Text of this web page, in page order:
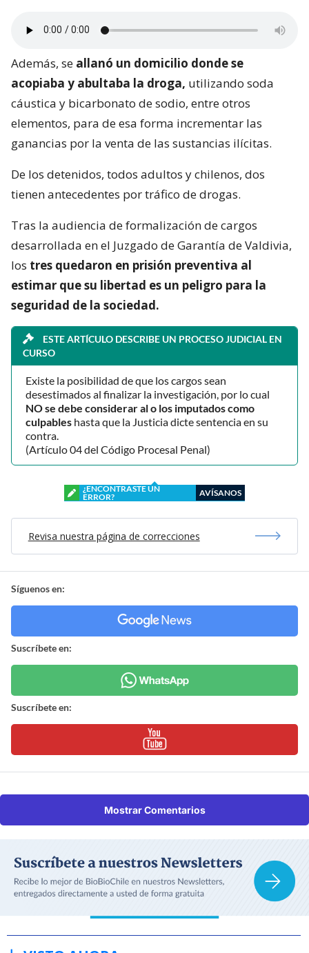
Además, se allanó un domicilio donde se
acopiaba y abultaba la droga, utilizando soda
cáustica y bicarbonato de sodio, entre otros
elementos, para de esa forma incrementar las
ganancias por la venta de las sustancias ilícitas.
De los detenidos, todos adultos y chilenos, dos
tienen antecedentes por tráfico de drogas.
Tras la audiencia de formalización de cargos
desarrollada en el Juzgado de Garantía de Valdivia,
los tres quedaron en prisión preventiva al
estimar que su libertad es un peligro para la
seguridad de la sociedad.
ESTE ARTÍCULO DESCRIBE UN PROCESO JUDICIAL EN
CURSO
Existe la posibilidad de que los cargos sean
desestimados al finalizar la investigación, por lo cual
NO se debe considerar al o los imputados como
culpables hasta que la Justicia dicte sentencia en su
contra.
(Artículo 04 del Código Procesal Penal)
¿ENCONTRASTE UN
ERROR?
AVÍSANOS
Revisa nuestra página de correcciones
Síguenos en:
Suscríbete en:
Suscríbete en:
Mostrar Comentarios